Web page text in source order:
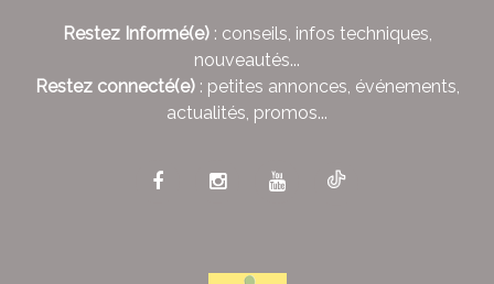
Restez Informé(e): conseils, infos techniques,
nouveautés...
Restez connecté(e): petites annonces, événements,
actualités, promos...